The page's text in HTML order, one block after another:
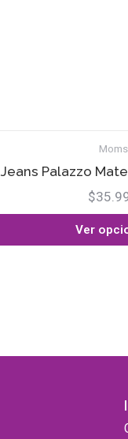
Moms
Jeans Palazzo
Ver